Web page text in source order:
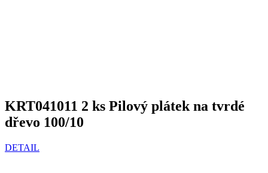
KRT041011 2 ks Pilový plátek na tvrdé
dřevo 100/10
DETAIL